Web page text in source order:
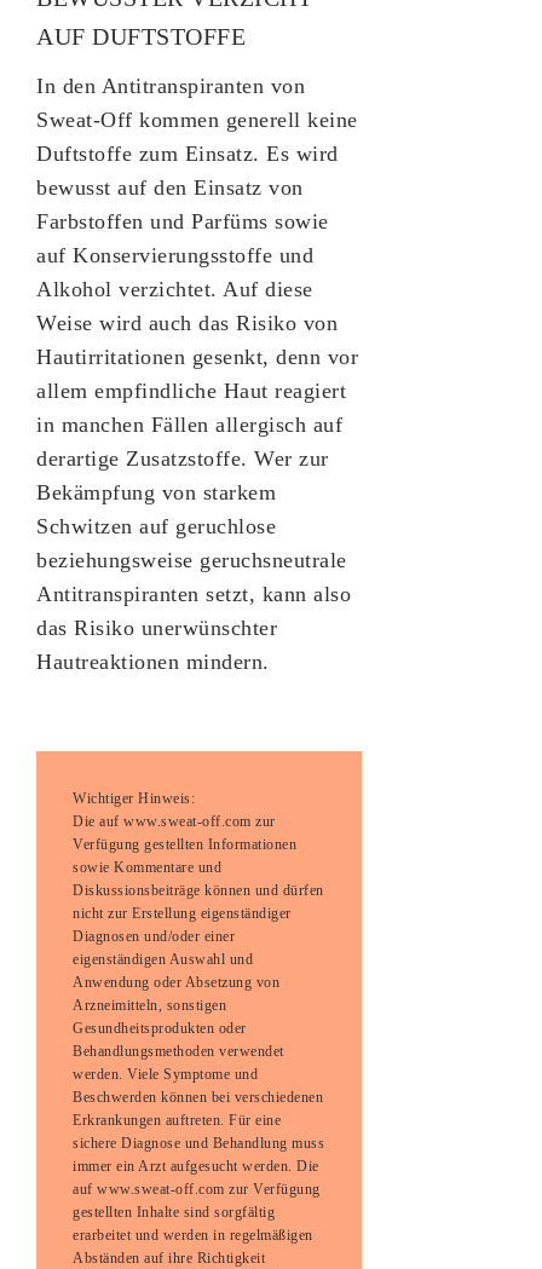
AUF DUFTSTOFFE
In den Antitranspiranten von
Sweat-Off kommen generell keine
Duftstoffe zum Einsatz. Es wird
bewusst auf den Einsatz von
Farbstoffen und Parfüms sowie
auf Konservierungsstoffe und
Alkohol verzichtet. Auf diese
Weise wird auch das Risiko von
Hautirritationen gesenkt, denn vor
allem empfindliche Haut reagiert
in manchen Fällen allergisch auf
derartige Zusatzstoffe. Wer zur
Bekämpfung von starkem
Schwitzen auf geruchlose
beziehungsweise geruchsneutrale
Antitranspiranten setzt, kann also
das Risiko unerwünschter
Hautreaktionen mindern.
Wichtiger Hinweis:
Die auf www.sweat-off.com zur
Verfügung gestellten Informationen
sowie Kommentare und
Diskussionsbeiträge können und dürfen
nicht zur Erstellung eigenständiger
Diagnosen und/oder einer
eigenständigen Auswahl und
Anwendung oder Absetzung von
Arzneimitteln, sonstigen
Gesundheitsprodukten oder
Behandlungsmethoden verwendet
werden. Viele Symptome und
Beschwerden können bei verschiedenen
Erkrankungen auftreten. Für eine
sichere Diagnose und Behandlung muss
immer ein Arzt aufgesucht werden. Die
auf www.sweat-off.com zur Verfügung
gestellten Inhalte sind sorgfältig
erarbeitet und werden in regelmäßigen
Abständen auf ihre Richtigkeit